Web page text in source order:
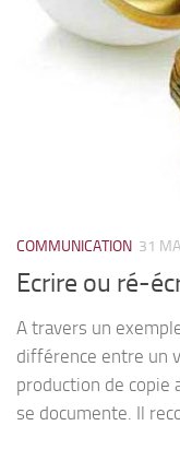
COMMUNICATION 31
Ecrire ou ré-
A travers un
différence entre un
production de copie
se documente. Il